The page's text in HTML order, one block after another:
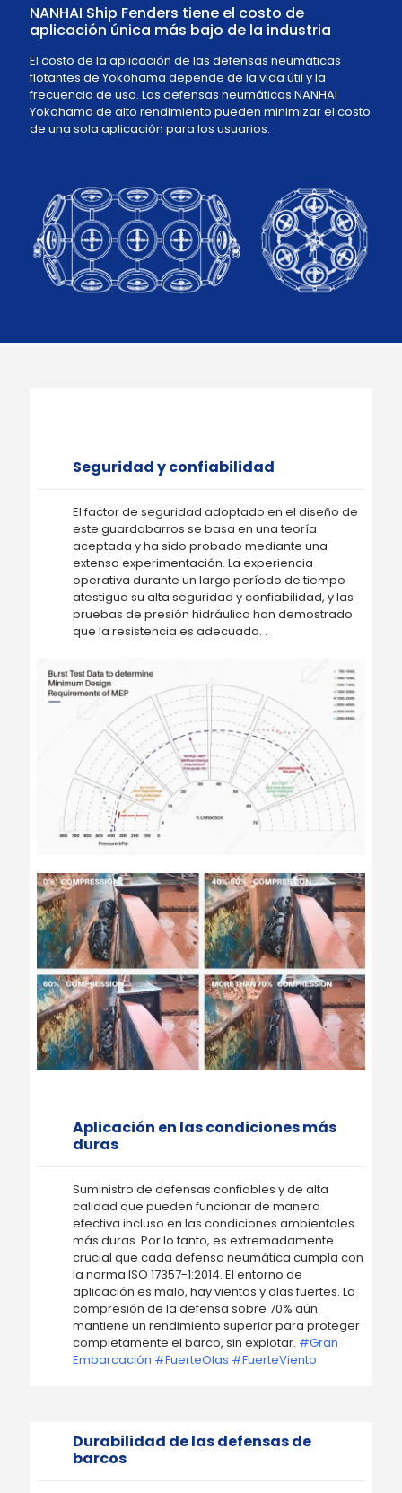
NANHAI Ship Fenders tiene el costo de
aplicación única más bajo de la industria
El costo de la aplicación de las defensas neumáticas
flotantes de Yokohama depende de la vida útil y la
frecuencia de uso. Las defensas neumáticas NANHAI
Yokohama de alto rendimiento pueden minimizar el costo
de una sola aplicación para los usuarios.
Seguridad y confiabilidad
El factor de seguridad adoptado en el diseño de
este guardabarros se basa en una teoría
aceptada y ha sido probado mediante una
extensa experimentación. La experiencia
operativa durante un largo período de tiempo
atestigua su alta seguridad y confiabilidad, y las
pruebas de presión hidráulica han demostrado
que la resistencia es adecuada. .
Aplicación en las condiciones más
duras
Suministro de defensas confiables y de alta
calidad que pueden funcionar de manera
efectiva incluso en las condiciones ambientales
más duras. Por lo tanto, es extremadamente
crucial que cada defensa neumática cumpla con
la norma ISO 17357-1:2014. El entorno de
aplicación es malo, hay vientos y olas fuertes. La
compresión de la defensa sobre 70% aún
mantiene un rendimiento superior para proteger
completamente el barco, sin explotar. #Gran
Embarcación #FuerteOlas #FuerteViento
Durabilidad de las defensas de
barcos